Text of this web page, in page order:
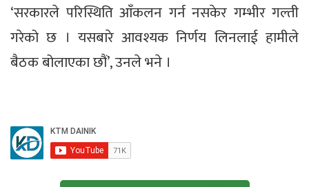
‘सरकारले परिस्थिति आँकलन गर्न नसकेर गम्भीर गल्ती
गरेको छ । यसबारे आवश्यक निर्णय लिनलाई हामीले
बैठक बोलाएका छौं’, उनले भने ।